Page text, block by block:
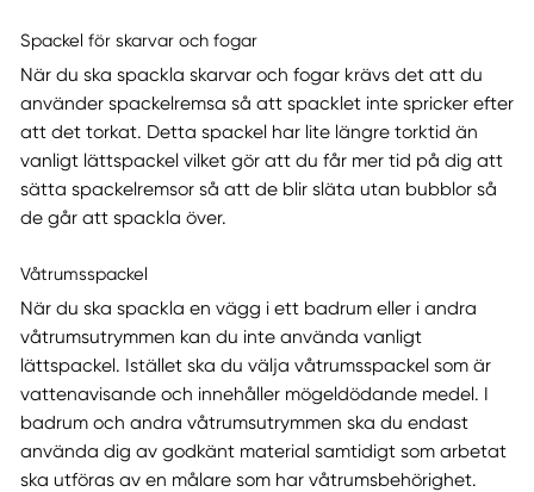
Spackel för skarvar och fogar
När du ska spackla skarvar och fogar krävs det att du
använder spackelremsa så att spacklet inte spricker efter
att det torkat. Detta spackel har lite längre torktid än
vanligt lättspackel vilket gör att du får mer tid på dig att
sätta spackelremsor så att de blir släta utan bubblor så
de går att spackla över.
Våtrumsspackel
När du ska spackla en vägg i ett badrum eller i andra
våtrumsutrymmen kan du inte använda vanligt
lättspackel. Istället ska du välja våtrumsspackel som är
vattenavisande och innehåller mögeldödande medel. I
badrum och andra våtrumsutrymmen ska du endast
använda dig av godkänt material samtidigt som arbetat
ska utföras av en målare som har våtrumsbehörighet.